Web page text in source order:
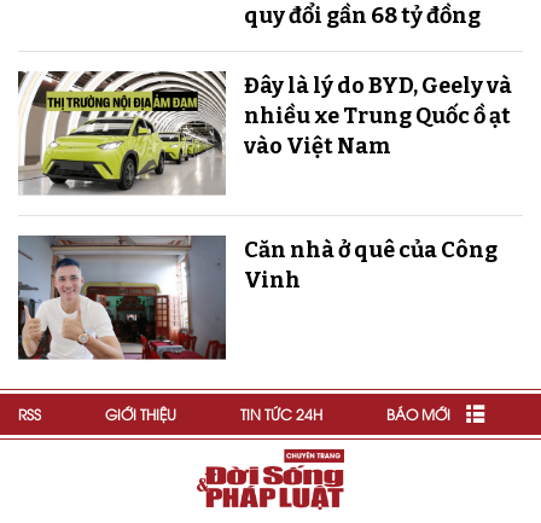
quy đổi gần 68 tỷ đồng
Đây là lý do BYD, Geely và
nhiều xe Trung Quốc ồ ạt
vào Việt Nam
Căn nhà ở quê của Công
Vinh
RSS GIỚI THIỆU TIN TỨC 24H BÁO MỚI